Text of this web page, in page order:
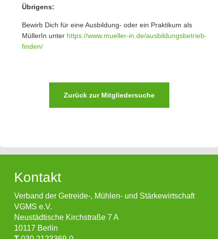
Übrigens:
Bewirb Dich für eine Ausbildung- oder ein Praktikum als
MüllerIn unter https://www.mueller-in.de/ausbildungsbetrieb-
finden/
Zurück zur Mitgliedersuche
Kontakt
Verband der Getreide-, Mühlen- und Stärkewirtschaft
VGMS e.V.
Neustädtische Kirchstraße 7 A
10117 Berlin